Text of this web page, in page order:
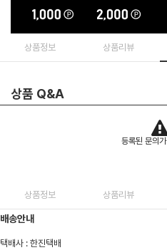
상품정보 상품리뷰
상품 Q&A
등록된 문의
상품정보 상품리뷰
배송안내
택배사 : 한진택배